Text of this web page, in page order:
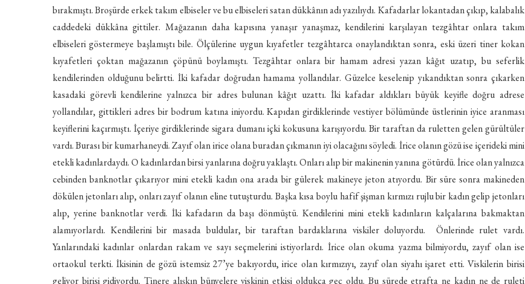
bırakmıştı. Broşürde erkek takım elbiseler ve bu elbiseleri satan dükkânın adı yazılıydı. Kafadarlar lokantadan çıkıp, kalabalık
caddedeki dükkâna gittiler. Mağazanın daha kapısına yanaşır yanaşmaz, kendilerini karşılayan tezgâhtar onlara takım
elbiseleri göstermeye başlamıştı bile. Ölçülerine uygun kıyafetler tezgâhtarca onaylandıktan sonra, eski üzeri tiner kokan
kıyafetleri çoktan mağazanın çöpünü boylamıştı. Tezgâhtar onlara bir hamam adresi yazan kâğıt uzatıp, bu seferlik
kendilerinden olduğunu belirtti. İki kafadar doğrudan hamama yollandılar. Güzelce keselenip yıkandıktan sonra çıkarken
kasadaki görevli kendilerine yalnızca bir adres bulunan kâğıt uzattı. İki kafadar aldıkları büyük keyifle doğru adrese
yollandılar, gittikleri adres bir bodrum katına iniyordu. Kapıdan girdiklerinde vestiyer bölümünde üstlerinin iyice aranması
keyiflerini kaçırmıştı. İçeriye girdiklerinde sigara dumanı içki kokusuna karışıyordu. Bir taraftan da ruletten gelen gürültüler
vardı. Burası bir kumarhaneydi. Zayıf olan irice olana buradan çıkmanın iyi olacağını söyledi. İrice olanın gözü ise içerideki mini
etekli kadınlardaydı. O kadınlardan birsi yanlarına doğru yaklaştı. Onları alıp bir makinenin yanına götürdü. İrice olan yalnızca
cebinden banknotlar çıkarıyor mini etekli kadın ona arada bir gülerek makineye jeton atıyordu. Bir süre sonra makineden
dökülen jetonları alıp, onları zayıf olanın eline tutuşturdu. Başka kısa boylu hafif şişman kırmızı rujlu bir kadın gelip jetonları
alıp, yerine banknotlar verdi. İki kafadarın da başı dönmüştü. Kendilerini mini etekli kadınların kalçalarına bakmaktan
alamıyorlardı. Kendilerini bir masada buldular, bir taraftan bardaklarına viskiler doluyordu. Önlerinde rulet vardı.
Yanlarındaki kadınlar onlardan rakam ve sayı seçmelerini istiyorlardı. İrice olan okuma yazma bilmiyordu, zayıf olan ise
ortaokul terkti. İkisinin de gözü istemsiz 27’ye bakıyordu, irice olan kırmızıyı, zayıf olan siyahı işaret etti. Viskilerin birisi
geliyor birisi gidiyordu. Tinere alışkın bünyelere viskinin etkisi oldukça geç oldu. Bu sürede etrafta ne kadın ne de ruleti